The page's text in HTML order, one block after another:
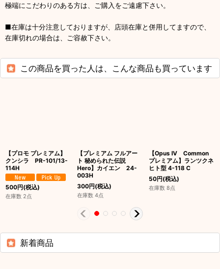
極端にこだわりのある方は、ご購入をご遠慮下さい。
■在庫は十分注意しておりますが、店頭在庫と併用してますので、
在庫切れの場合は、ご容赦下さい。
この商品を買った人は、こんな商品も買っています
【プロモ プレミアム】
クンシラ PR-101/13-
114H
500円(税込)
在庫数 2点
【プレミアム フルアー
ト 秘められた伝説
Hero】カイエン 24-
003H
300円(税込)
在庫数 4点
【Opus IV Common
プレミアム】ランツクネ
ヒト型 4-118 C
50円(税込)
在庫数 8点
新着商品